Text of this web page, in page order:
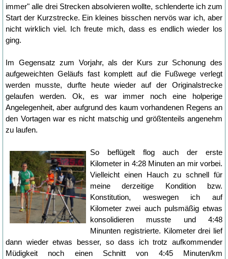
immer" alle drei Strecken absolvieren wollte, schlenderte ich zum
Start der Kurzstrecke. Ein kleines bisschen nervös war ich, aber
nicht wirklich viel. Ich freute mich, dass es endlich wieder los
ging.
Im Gegensatz zum Vorjahr, als der Kurs zur Schonung des
aufgeweichten Geläufs fast komplett auf die Fußwege verlegt
werden musste, durfte heute wieder auf der Originalstrecke
gelaufen werden. Ok, es war immer noch eine holperige
Angelegenheit, aber aufgrund des kaum vorhandenen Regens an
den Vortagen war es nicht matschig und größtenteils angenehm
zu laufen.
So beflügelt flog auch der erste
Kilometer in 4:28 Minuten an mir vorbei.
Vielleicht einen Hauch zu schnell für
meine derzeitige Kondition bzw.
Konstitution, weswegen ich auf
Kilometer zwei auch pulsmäßig etwas
konsolidieren musste und 4:48
Minunten registrierte. Kilometer drei lief
dann wieder etwas besser, so dass ich trotz aufkommender
Müdigkeit noch einen Schnitt von 4:45 Minuten/km